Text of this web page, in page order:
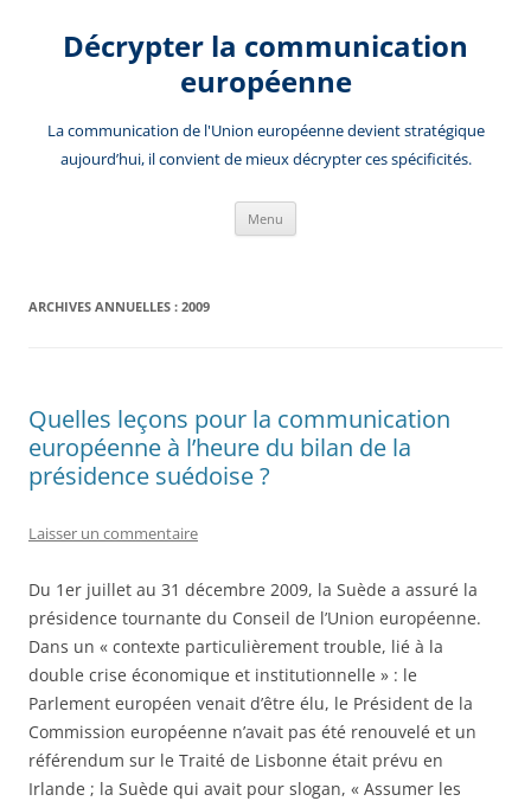
contenuDécrypter la communication
européenne
La communication de l'Union européenne devient stratégique
aujourd’hui, il convient de mieux décrypter ces spécificités.
Menu
ARCHIVES ANNUELLES : 2009
Quelles leçons pour la communication
européenne à l’heure du bilan de la
présidence suédoise ?
Laisser un commentaire
Du 1er juillet au 31 décembre 2009, la Suède a assuré la
présidence tournante du Conseil de l’Union européenne.
Dans un « contexte particulièrement trouble, lié à la
double crise économique et institutionnelle » : le
Parlement européen venait d’être élu, le Président de la
Commission européenne n’avait pas été renouvelé et un
référendum sur le Traité de Lisbonne était prévu en
Irlande ; la Suède qui avait pour slogan, « Assumer les